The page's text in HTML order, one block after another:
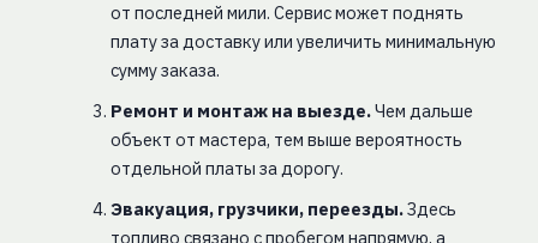
от последней мили. Сервис может поднять
плату за доставку или увеличить минимальную
сумму заказа.
Ремонт и монтаж на выезде.Чем дальше
объект от мастера, тем выше вероятность
отдельной платы за дорогу.
Эвакуация, грузчики, переезды.Здесь
топливо связано с пробегом напрямую, а